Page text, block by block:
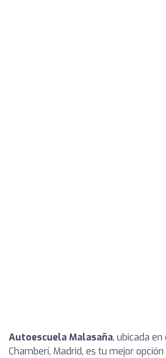
Autoescuela Malasaña, ubicada
Chamberí, Madrid, es tu mejor